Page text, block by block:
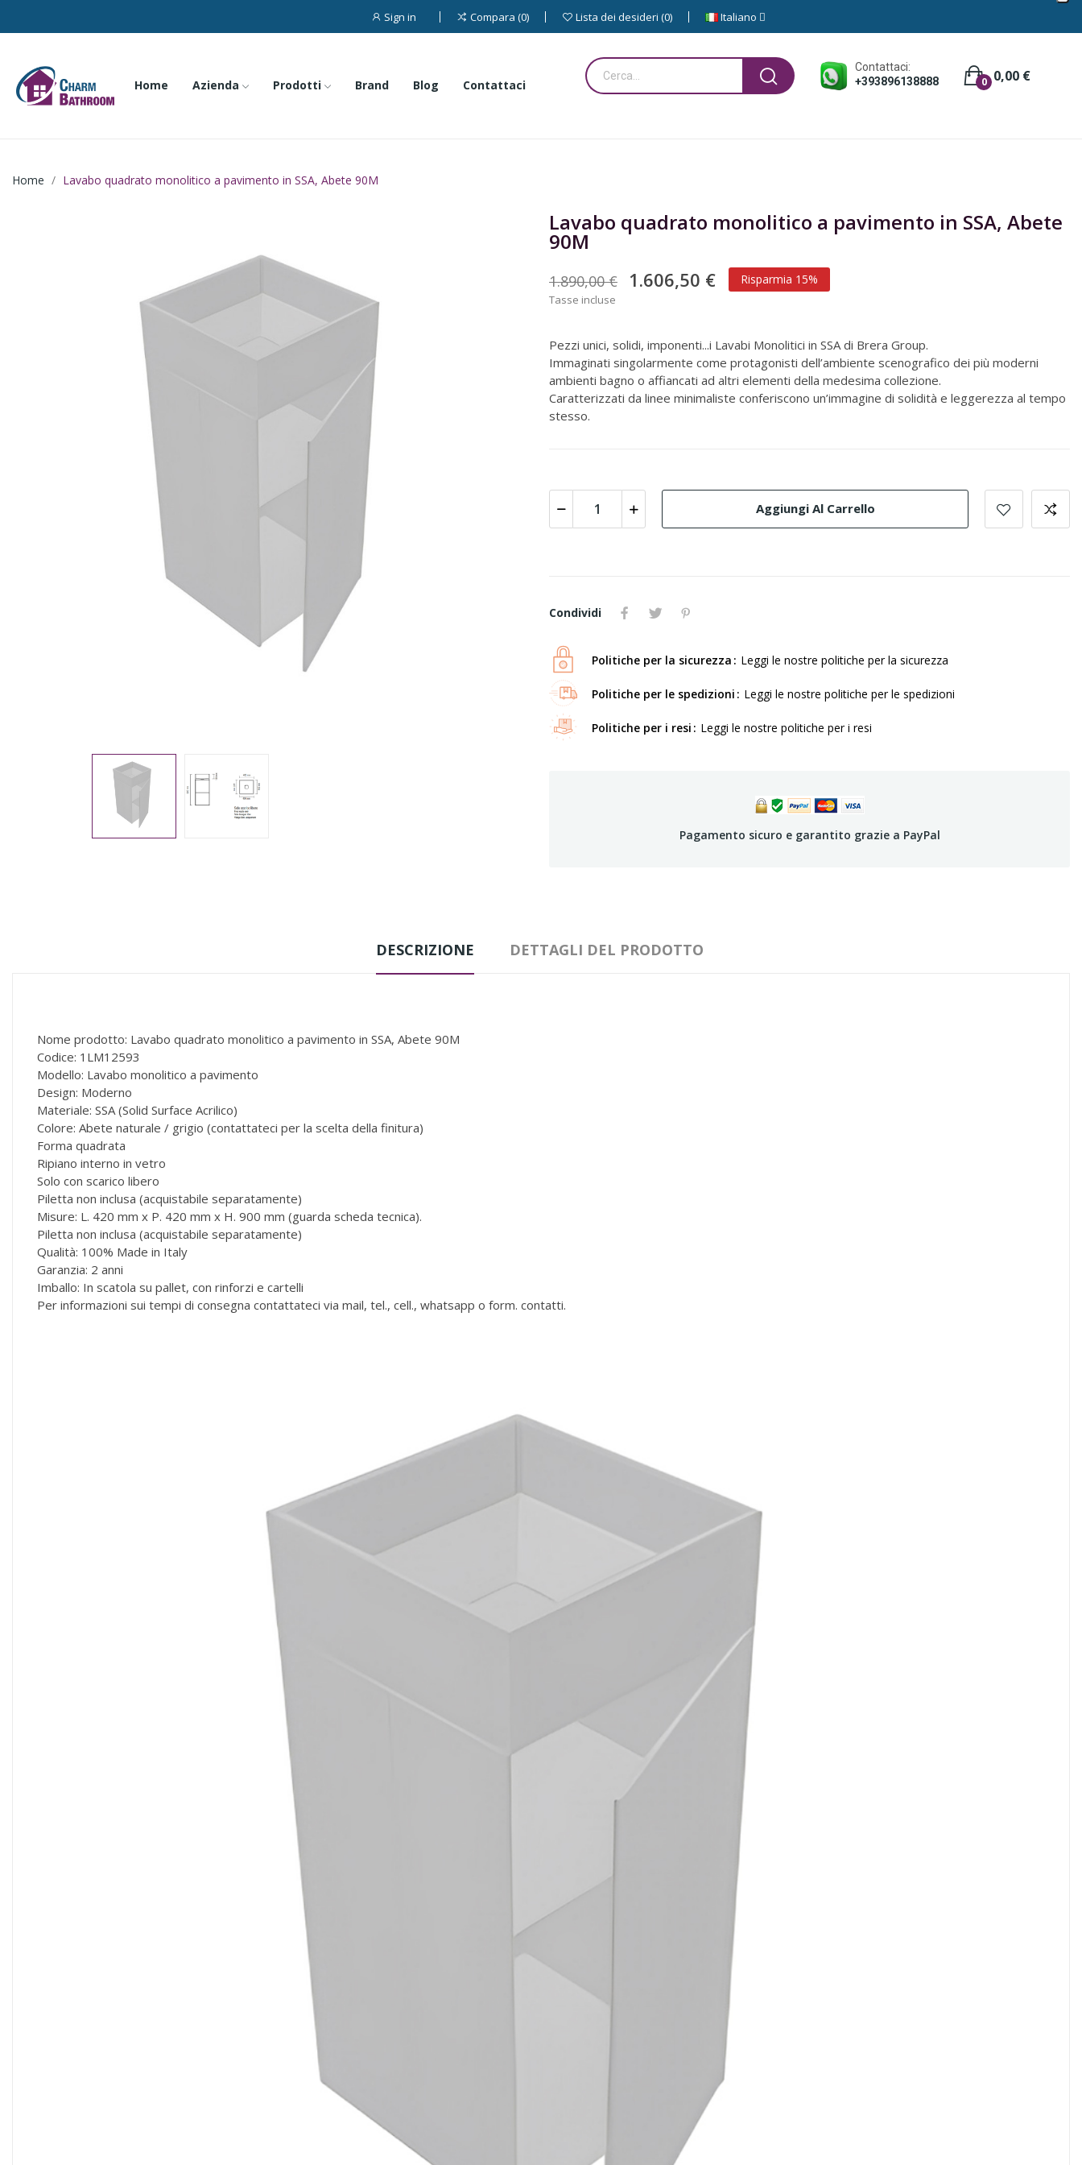
Sign in Compara 0 Lista dei desideri 0 Italiano
Home Azienda Prodotti Brand Blog Contattaci
Contattaci:
+393896138888
0,00 €
0
Home Lavabo quadrato monolitico a pavimento in SSA, Abete 90M
Lavabo quadrato monolitico a pavimento in SSA, Abete
90M
1.890,00 € 1.606,50 € Risparmia 15%
Tasse incluse
Pezzi unici, solidi, imponenti...i Lavabi Monolitici in SSA di Brera Group.
Immaginati singolarmente come protagonisti dell’ambiente scenografico dei più moderni
ambienti bagno o affiancati ad altri elementi della medesima collezione.
Caratterizzati da linee minimaliste conferiscono un’immagine di solidità e leggerezza al tempo
stesso.
Aggiungi Al Carrello
Condividi
Politiche per la sicurezza Leggi le nostre politiche per la sicurezza
Politiche per le spedizioni Leggi le nostre politiche per le spedizioni
Politiche per i resi Leggi le nostre politiche per i resi
Pagamento sicuro e garantito grazie a PayPal
DESCRIZIONE DETTAGLI DEL PRODOTTO
Nome prodotto: Lavabo quadrato monolitico a pavimento in SSA, Abete 90M
Codice: 1LM12593
Modello: Lavabo monolitico a pavimento
Design: Moderno
Materiale: SSA (Solid Surface Acrilico)
Colore: Abete naturale / grigio (contattateci per la scelta della finitura)
Forma quadrata
Ripiano interno in vetro
Solo con scarico libero
Piletta non inclusa (acquistabile separatamente)
Misure: L. 420 mm x P. 420 mm x H. 900 mm (guarda scheda tecnica).
Piletta non inclusa (acquistabile separatamente)
Qualità: 100% Made in Italy
Garanzia: 2 anni
Imballo: In scatola su pallet, con rinforzi e cartelli
Per informazioni sui tempi di consegna contattateci via mail, tel., cell., whatsapp o form. contatti.